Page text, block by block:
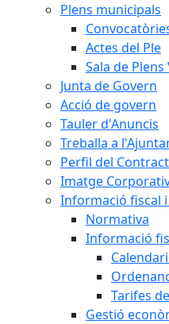
Plens municipals
Actes del Ple
Sala de
Junta de Govern
Acció de govern
Tauler d'Anuncis
Treballa a
Perfil del
Imatge
Informació fiscal
Normativa
Informació
Tarifes
Gestió